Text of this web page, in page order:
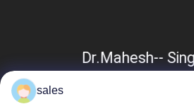
Dr.Mahesh--
sales